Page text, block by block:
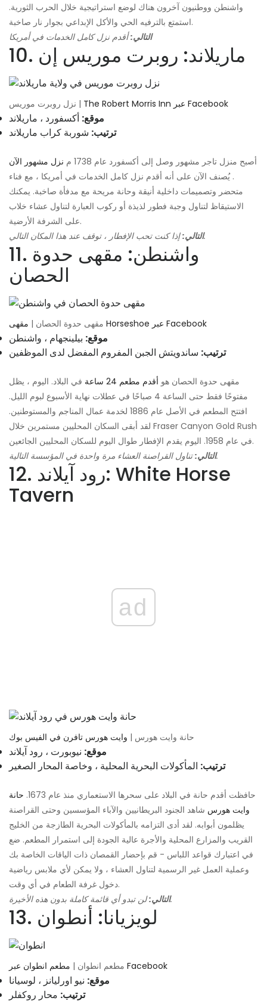
واشنطن ووطنيون آخرون هناك لوضع استراتيجية خلال الحرب الثورية.
استمتع بالترفيه الحي والأكل الإبداعي بجوار نار صاخبة.
التالي: أقدم نزل كامل الخدمات في أمريكا
10. ماريلاند: روبرت موريس إن
نزل روبرت موريس | The Robert Morris Inn عبر Facebook
موقع: أكسفورد ، ماريلاند
ترتيب: شوربة كراب ماريلاند
أصبح منزل تاجر مشهور وصل إلى أكسفورد عام 1738 م
نزل مشهور الآن
. يُصنف الآن على أنه أقدم نزل كامل الخدمات في أمريكا ، مع فناء
متحضر وتصميمات داخلية أنيقة وحانة مريحة مع مدفأة صاخبة. يمكنك
الاستيقاظ لتناول وجبة فطور لذيذة أو ركوب العبارة لتناول عشاء خلاب
على الشرفة الأرضية.
التالي:إذا كنت تحب الإفطار ، توقف عند هذا المكان التالي.
11. واشنطن: مقهى حدوة
الحصان
مقهى حدوة الحصان | مقهى Horseshoe عبر Facebook
موقع: بيلينجهام ، واشنطن
ترتيب: ساندويتش الجبن المفروم المفضل لدى الموظفين
مقهى حدوة الحصان هو أقدم مطعم 24 ساعة
في البلاد. اليوم ، يظل
مفتوحًا فقط حتى الساعة 4 صباحًا في عطلات نهاية الأسبوع لبوم الليل.
افتتح المطعم في الأصل عام 1886 لخدمة عمال المناجم والمستوطنين.
لقد أبقى السكان المحليين مستمرين خلال Fraser Canyon Gold Rush
في عام 1958. اليوم يقدم الإفطار طوال اليوم للسكان المحليين الجائعين.
التالي:تناول القراصنة العشاء مرة واحدة في المؤسسة التالية.
12. رود آيلاند: White Horse
Tavern
ad
حانة وايت هورس | وايت هورس تافرن في الفيس بوك
موقع: نيوبورت ، رود آيلاند
ترتيب: المأكولات البحرية المحلية ، وخاصة المحار الصغير
حافظت أقدم حانة في البلاد على سحرها الاستعماري منذ عام 1673.
حانة
وايت هورس شاهد الجنود البريطانيين والآباء المؤسسين وحتى القراصنة
يظلمون أبوابه. لقد أدى التزامه بالمأكولات البحرية الطازجة من الخليج
القريب والمزارع المحلية والأجرة عالية الجودة إلى استمرار المطعم. ضع
في اعتبارك قواعد اللباس - قم بإحضار القمصان ذات الياقات الخاصة بك
وعملية العمل غير الرسمية لتناول العشاء ، ولا يمكن لأي ملابس رياضية
دخول غرفة الطعام في أي وقت.
التالي:لن تبدو أي قائمة كاملة بدون هذه الأخيرة.
13. لويزيانا: أنطوان
مطعم انطوان | مطعم انطوان عبر Facebook
موقع: نيو اورليانز ، لوسيانا
ترتيب: محار روكفلر